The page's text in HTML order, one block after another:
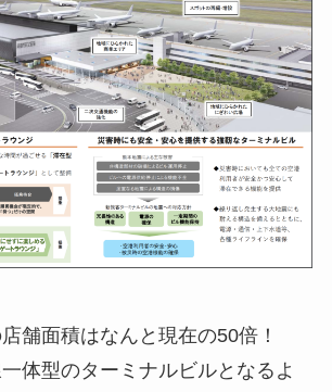
舗面積はなんと現在の50倍！
体型のターミナルビルとなるよ